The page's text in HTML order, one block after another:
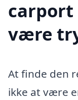
carport
være
At finde den
ikke at være